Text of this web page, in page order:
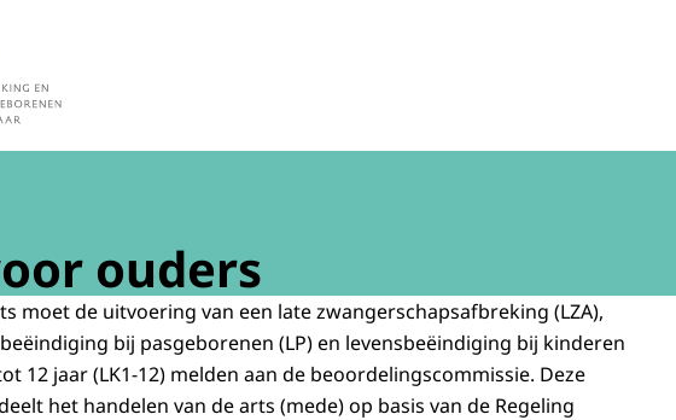
- Late zwangerschapsafbreking en levensbeëindiging bij pasgeborenen
ouders
moet de uitvoering van een late zwangerschapsafbreking (LZA),
bij pasgeborenen (LP) en levensbeëindiging bij kinderen
12 jaar (LK1-12) melden aan de beoordelingscommissie. Deze
het handelen van de arts (mede) op basis van de Regeling